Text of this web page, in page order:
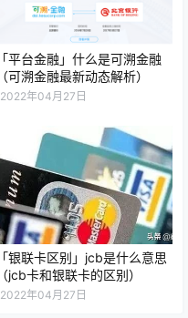
「平台金融」什么是可溯金融
（可溯金融最新动态解析）
2022年04月27日
「银联卡区别」jcb是什么意思
（jcb卡和银联卡的区别）
2022年04月27日